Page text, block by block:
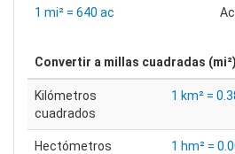
1 mi² = 640 ac
Convertir a millas cuadradas (mi²)
Kilómetros
cuadrados
1 km² =
Hectómetros
1 hm² =